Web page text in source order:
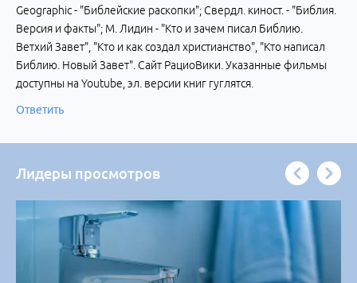
Geographic - "Библейские раскопки"; Свердл. киност. - "Библия.
Версия и факты"; М. Лидин - "Кто и зачем писал Библию.
Ветхий Завет", "Кто и как создал христианство", "Кто написал
Библию. Новый Завет". Сайт РациоВики. Указанные фильмы
доступны на Youtube, эл. версии книг гуглятся.
Ответить
Лидеры просмотров